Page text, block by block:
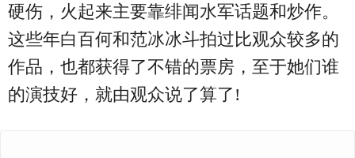
硬伤，火起来主要靠绯闻水军话题和炒作。
这些年白百何和范冰冰斗拍过比观众较多的
作品，也都获得了不错的票房，至于她们谁
的演技好，就由观众说了算了!